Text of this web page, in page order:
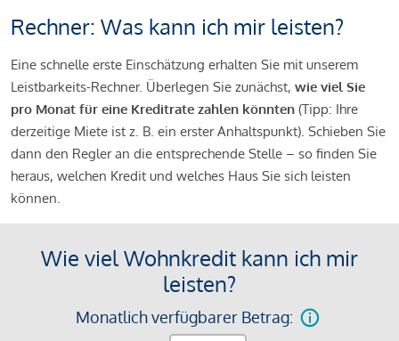
Rechner: Was kann ich mir leisten?
Eine schnelle erste Einschätzung erhalten Sie mit unserem
Leistbarkeits-Rechner. Überlegen Sie zunächst, wie viel Sie
pro Monat für eine Kreditrate zahlen könnten (Tipp: Ihre
derzeitige Miete ist z. B. ein erster Anhaltspunkt). Schieben Sie
dann den Regler an die entsprechende Stelle – so finden Sie
heraus, welchen Kredit und welches Haus Sie sich leisten
können.
Wie viel Wohnkredit kann ich mir
leisten?
Monatlich verfügbarer Betrag: